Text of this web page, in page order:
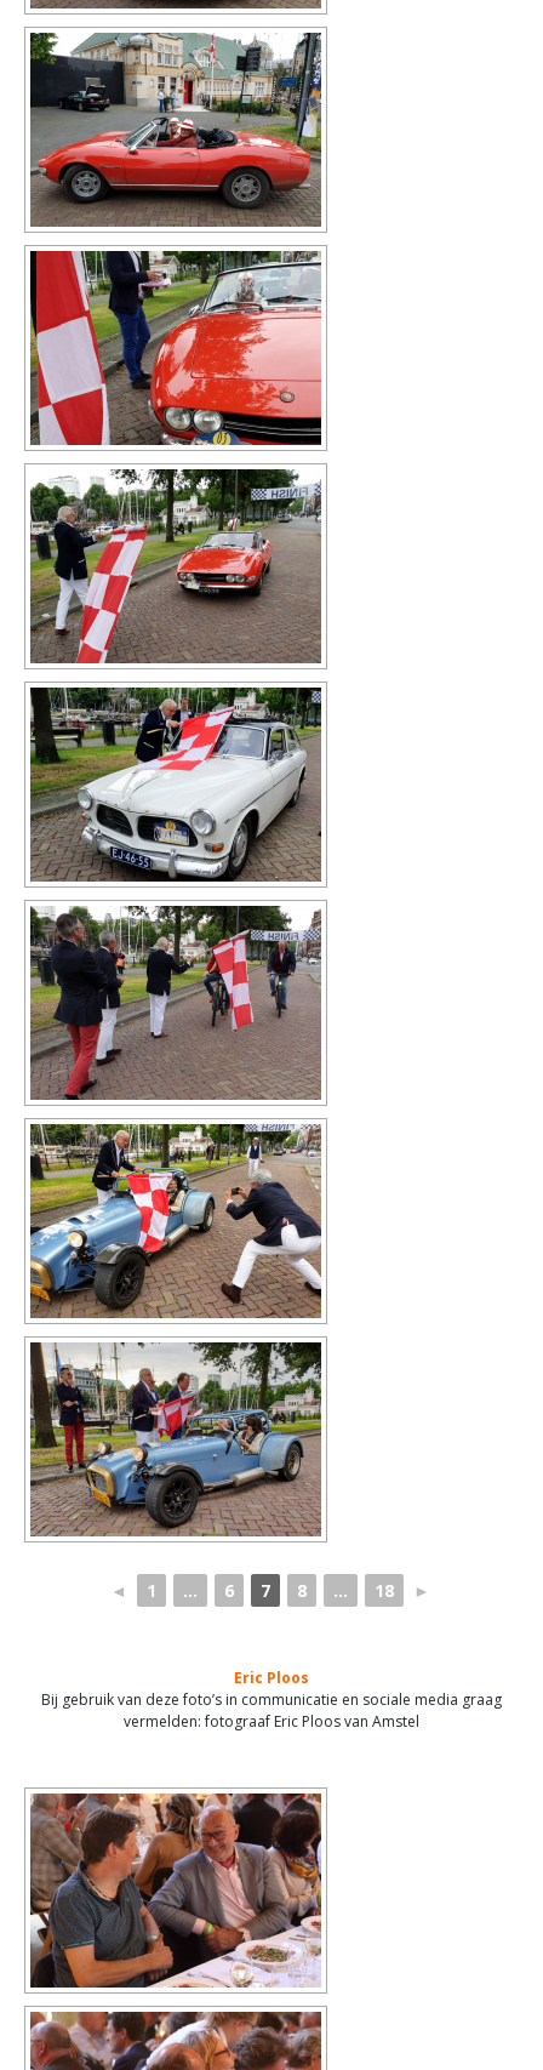
◄ 1 ... 6 7 8 ... 18 ►
Eric Ploos
Bij gebruik van deze foto’s in communicatie en sociale media graag
vermelden: fotograaf Eric Ploos van Amstel